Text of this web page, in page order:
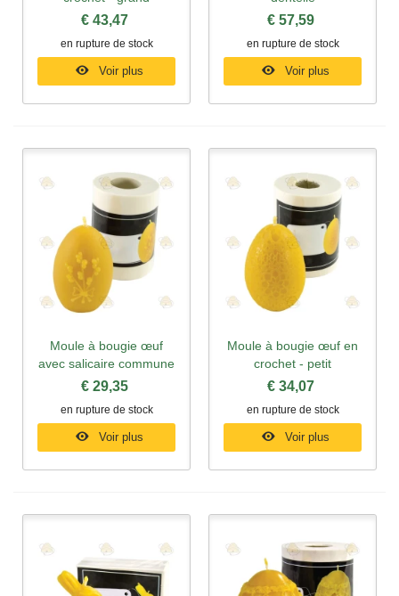
€ 43,47
en rupture de stock
Voir plus
€ 57,59
en rupture de stock
Voir plus
Moule à bougie œuf
avec salicaire commune
€ 29,35
en rupture de stock
Voir plus
Moule à bougie œuf en
crochet - petit
€ 34,07
en rupture de stock
Voir plus